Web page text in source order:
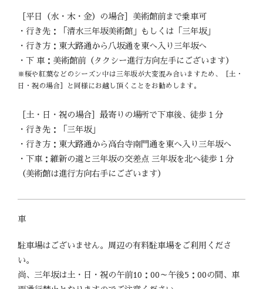
［平日（水・木・金）の場合］美術館前まで乗車可
・行き先：「清水三年坂美術館」もしくは「三年坂」
・行き方：東大路通から八坂通を東へ入り三年坂へ
・下 車：美術館前（タクシー進行方向左手にございます）
※桜や紅葉などのシーズン中は三年坂が大変混み合いますため、［土・
日・祝の場合］と同様にお越し頂くことをお勧めします。
［土・日・祝の場合］最寄りの場所で下車後、徒歩１分
・行き先：「三年坂」
・行き方：東大路通から高台寺南門通を東へ入り三年坂へ
・下車：維新の道と三年坂の交差点 三年坂を北へ徒歩１分
（美術館は進行方向右手にございます）
車
駐車場はございません。周辺の有料駐車場をご利用くださ
い。
尚、三年坂は土・日・祝の午前10：00～午後5：00の間、車